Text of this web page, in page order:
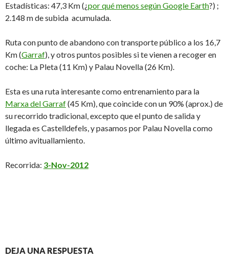
Estadísticas: 47,3 Km (¿por qué menos según Google Earth?) ;
2.148 m de subida acumulada.
Ruta con punto de abandono con transporte público a los 16,7
Km (Garraf), y otros puntos posibles si te vienen a recoger en
coche: La Pleta (11 Km) y Palau Novella (26 Km).
Esta es una ruta interesante como entrenamiento para la
Marxa del Garraf(45 Km), que coincide con un 90% (aprox.) de
su recorrido tradicional, excepto que el punto de salida y
llegada es Castelldefels, y pasamos por Palau Novella como
último avituallamiento.
Recorrida: 3-Nov-2012
DEJA UNA RESPUESTA